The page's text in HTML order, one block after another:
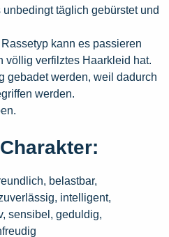
täglich gebürstet und
kann es passieren
völlig verfilztes Haarkleid hat.
gebadet werden, weil dadurch
werden.
belastbar,
intelligent,
sensibel, geduldig,